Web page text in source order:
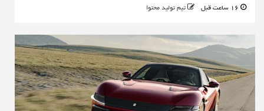
تیم تولید محتوا